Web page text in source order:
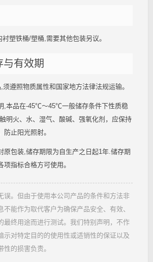
塑铁桶/塑桶,需要其他包装另议。
有效期
遵照物质属性和国家地方法律法规运输。
,本品在-45℃～45℃一般储存条件下性质稳
明火、水、湿气、酸碱、强氧化剂，应保持
止阳光照射。
原包装,储存期限为自生产之日起1年.储存期
项指标合格方可使用。
误。但由于使用本公司产品的条件和方法非
不能作为取代客户为确保产品安全、有效、
最终用途而进行测试。我们特别声明，不作
示对特定目的的使用性或适销性的保证以及
性的损害负责。